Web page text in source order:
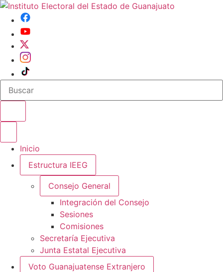
Buscar en el sitio
Inicio
Estructura IEEG
Consejo General
Integración del Consejo
Sesiones
Comisiones
Secretaría Ejecutiva
Junta Estatal Ejecutiva
Voto Guanajuatense Extranjero